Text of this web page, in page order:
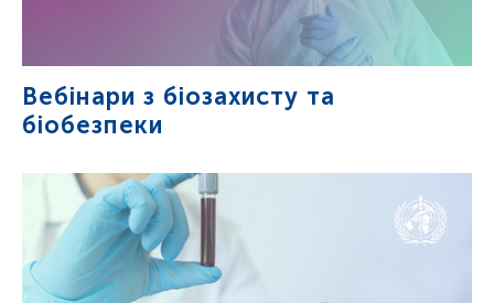
Вебінари з біозахисту та
біобезпеки